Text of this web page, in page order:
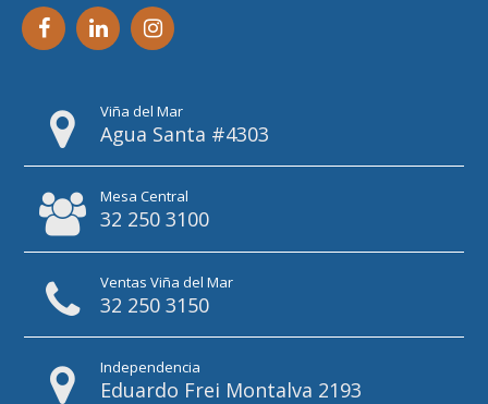
Viña del Mar
Agua Santa #4303
Mesa Central
32 250 3100
Ventas Viña del Mar
32 250 3150
Independencia
Eduardo Frei Montalva 2193